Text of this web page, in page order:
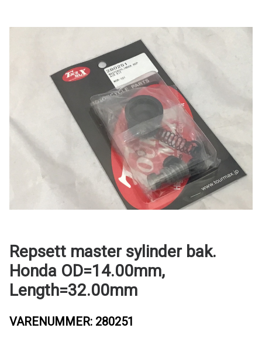
Repsett master sylinder bak.
Honda OD=14.00mm,
Length=32.00mm
VARENUMMER: 280251